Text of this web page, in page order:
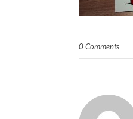
0 Comments